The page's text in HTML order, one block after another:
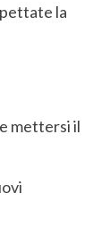
la
mettersi il